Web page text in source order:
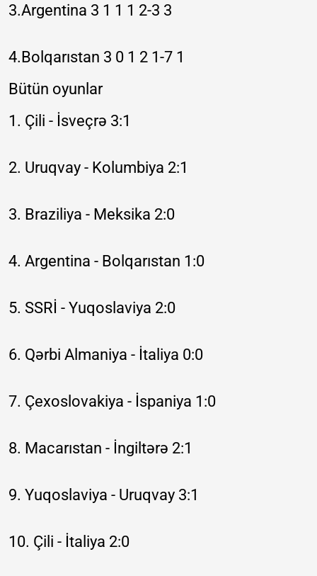
3.Argentina 3 1 1 1 2-3 3
4.Bolqarıstan 3 0 1 2 1-7 1
Bütün oyunlar
1. Çili - İsveçrə 3:1
2. Uruqvay - Kolumbiya 2:1
3. Braziliya - Meksika 2:0
4. Argentina - Bolqarıstan 1:0
5. SSRİ - Yuqoslaviya 2:0
6. Qərbi Almaniya - İtaliya 0:0
7. Çexoslovakiya - İspaniya 1:0
8. Macarıstan - İngiltərə 2:1
9. Yuqoslaviya - Uruqvay 3:1
10. Çili - İtaliya 2:0